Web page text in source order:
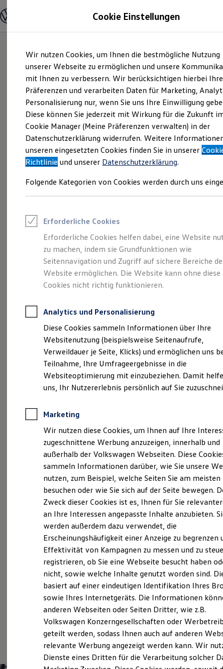
Hauptinhalt
springen
Footer
springen
Modelle und Konfigurator
Modelle vergleichen
Elektroautos
ENERGY Sondermodelle
Nutzfahrzeuge
SUV und CUV
Familienautos
Kombis
Kompaktwagen
Sportwagen
Schnell verfügbare Fahrzeuge
Angebote und Produkte
Aktuelle Angebote
E-Auto-Förderung
Volkswagen Marktplatz
Junge Gebrauchtwagen und Gebrauchtwagen
Saisonangebote
Leasing
Leasing-Angebote
Gebrauchtwagen Leasing
Junge Gebrauchtwagen-Leasing
Elektroauto Leasing
Kleinwagen-Leasing
Leasing ohne Anzahlung
Autokredit mit Schlussrate
Versicherungen und Garantien
Kfz-Versicherung
Restschuldversicherungen
Garantien
Wartungsverträge
Geschäftskunden
Professional Class bei Volkswagen
Großkunden
Behörden
Anpfiff zum Gewinn
Elektroautos
ID. Tutorials
Elektrofahrzeugkonzepte
Reichweite
Reichweite der ID. Modelle
Reichweite im Winter
Laden
Laden unterwegs
Laden Zuhause
Ladezeitensimulator
Batterie
Sicherheit
Garantie und Lebensdauer
Nachhaltigkeit
Technologie
Kosten und Kauf
Verbrauchskosten
Kaufoptionen
E-Auto-Förderung
Software und Konnektivität
Die ID. Software 6
ID. Software Versionen und Updates
Digitale Extras
Schnittstellen zu Ihrem ID.
Steigen Sie jetzt ein in
unser Team
(Impressum & Rechtliches)
Wir bieten zum
Ausbildungsstart am
01.09.2026 folgende
Ausbildungsplätze an:
KFZ-Mechatroniker/in
Automobilkauffrau/mann
Fachkraft für Lagerlogistik
Fachlagerist/in
Karosseriebauer/in
Fahrzeuglackierer/in
Wir freuen uns über Deine Bewerbung!
Autohaus Roth
Hachenburger Straße 76
57567 Daaden
02743 / 92 29-0
02743 / 92 29-44
info@autohaus-roth.de
Cookie Einstellungen
Wir nutzen Cookies, um Ihnen die bestmögliche Nutzung
unserer Webseite zu ermöglichen und unsere
mit Ihnen zu verbessern. Wir berücksichtigen hierbei Ihre
Präferenzen und verarbeiten Daten für Marketing,
Personalisierung nur, wenn Sie uns Ihre Einwilligung
Diese können Sie jederzeit mit Wirkung für die Zukunft
Cookie Manager (Meine Präferenzen verwalten) in der
Datenschutzerklärung widerrufen. Weitere
unseren eingesetzten Cookies finden Sie in unserer
Richtlinie und unserer Datenschutzerklärung.
Folgende Kategorien von Cookies werden durch uns
Erforderliche Cookies
Erforderliche Cookies helfen dabei, eine Website
zu machen, indem sie Grundfunktionen wie
Seitennavigation und Zugriff auf sichere Bereiche
Website ermöglichen. Die Website kann ohne diese
Cookies nicht richtig funktionieren.
Analytics und Personalisierung
Diese Cookies sammeln Informationen über Ihre
Websitenutzung (beispielsweise Seitenaufrufe,
Verweildauer je Seite, Klicks) und ermöglichen uns
Teilnahme, Ihre Umfrageergebnisse in die
Websiteoptimierung mit einzubeziehen. Damit
uns, Ihr Nutzererlebnis persönlich auf Sie
Marketing
Wir nutzen diese Cookies, um Ihnen auf Ihre
zugeschnittene Werbung anzuzeigen, innerhalb und
außerhalb der Volkswagen Webseiten. Diese
sammeln Informationen darüber, wie Sie unsere
nutzen, zum Beispiel, welche Seiten Sie am meisten
besuchen oder wie Sie sich auf der Seite bewegen.
Zweck dieser Cookies ist es, Ihnen für Sie
an Ihre Interessen angepasste Inhalte anzubieten.
werden außerdem dazu verwendet, die
Erscheinungshäufigkeit einer Anzeige zu begrenzen
Effektivität von Kampagnen zu messen und zu
registrieren, ob Sie eine Webseite besucht haben
nicht, sowie welche Inhalte genutzt worden sind.
basiert auf einer eindeutigen Identifikation Ihres
sowie Ihres Internetgeräts. Die Informationen
anderen Webseiten oder Seiten Dritter, wie z.B.
Volkswagen Konzerngesellschaften oder
geteilt werden, sodass Ihnen auch auf anderen
relevante Werbung angezeigt werden kann. Wir
Dienste eines Dritten für die Verarbeitung solcher